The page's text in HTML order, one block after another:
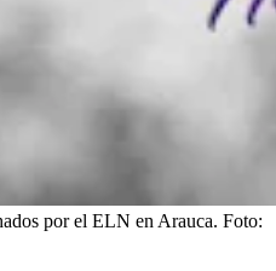
por el ELN en Arauca. Foto: